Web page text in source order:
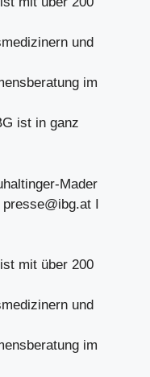
und
im
ist in ganz
Mader
presse@ibg.at I
mit über 200
und
im